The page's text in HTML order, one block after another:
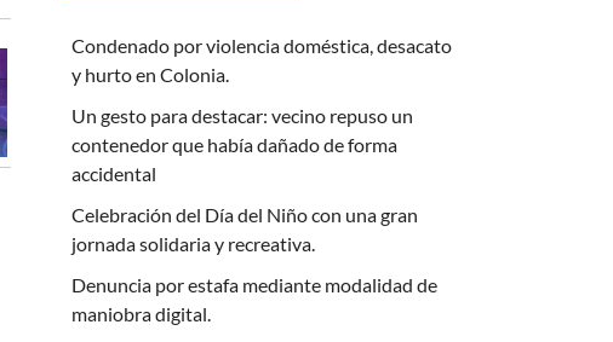
Condenado por violencia doméstica, desacato
y hurto en Colonia.
Un gesto para destacar: vecino repuso un
contenedor que había dañado de forma
accidental
Celebración del Día del Niño con una gran
jornada solidaria y recreativa.
Denuncia por estafa mediante modalidad de
maniobra digital.